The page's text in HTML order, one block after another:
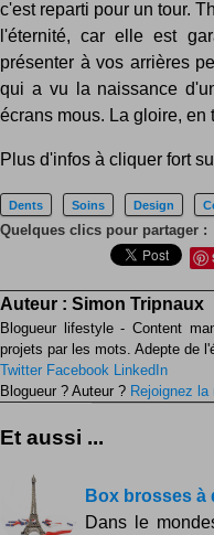
c'est reparti pour un tour.
l'éternité, car elle est
présenter à vos arrières
qui a vu la naissance
écrans mous. La gloire, en
Plus d'infos à cliquer fort
Dents Soins Design
Quelques clics pour partager :
Auteur : Simon Tripnaux
Blogueur lifestyle - Content
projets par les mots. Adepte de
Twitter Facebook LinkedIn
Blogueur ? Auteur ? Rejoignez la
Et aussi ...
Box brosses à
Dans le